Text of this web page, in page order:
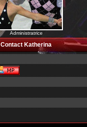
Administratrice
Contact Katherina